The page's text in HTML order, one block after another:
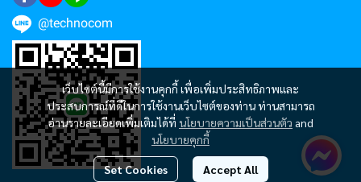
เว็บไซต์นี้มีการใช้งานคุกกี้ เพื่อเพิ่มประสิทธิภาพและ
ประสบการณ์ที่ดีในการใช้งานเว็บไซต์ของท่าน ท่านสามารถ
อ่านรายละเอียดเพิ่มเติมได้ที่ นโยบายความเป็นส่วนตัว and
นโยบายคุกกี้
Set Cookies Accept All
@technocom